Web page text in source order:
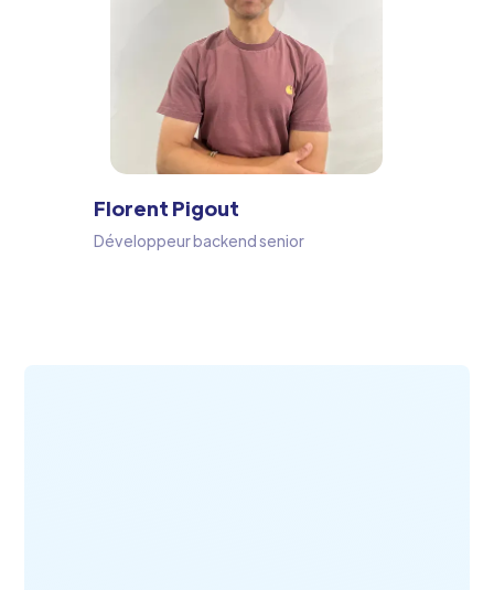
Florent Pigout
Développeur backend senior